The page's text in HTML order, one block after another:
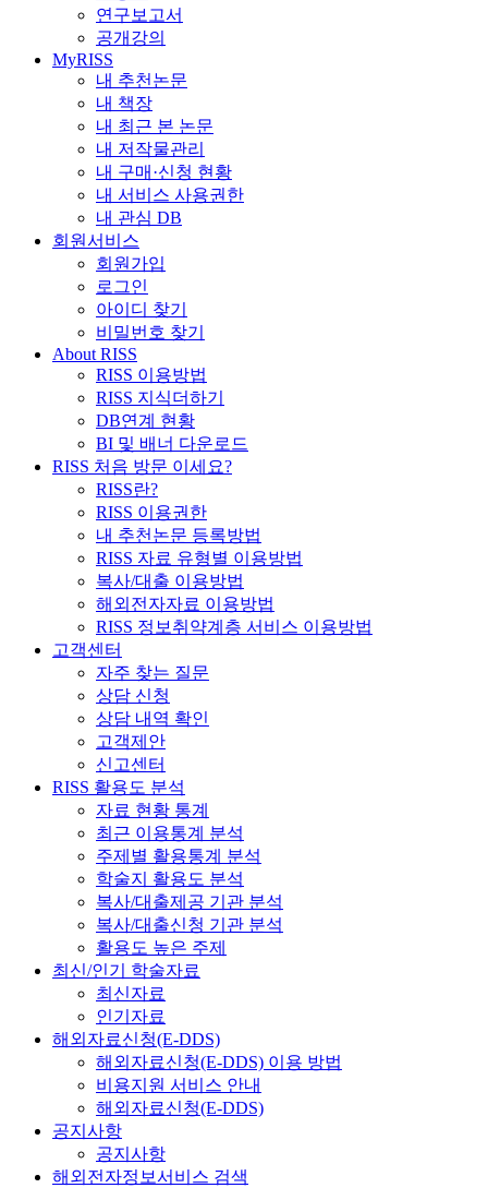
연구보고서
공개강의
MyRISS
내 추천논문
내 책장
내 최근 본 논문
내 저작물관리
내 구매·신청 현황
내 서비스 사용권한
내 관심 DB
회원서비스
회원가입
로그인
아이디 찾기
비밀번호 찾기
About RISS
RISS 이용방법
RISS 지식더하기
DB연계 현황
BI 및 배너 다운로드
RISS 처음 방문 이세요?
RISS란?
RISS 이용권한
내 추천논문 등록방법
RISS 자료 유형별 이용방법
복사/대출 이용방법
해외전자자료 이용방법
RISS 정보취약계층 서비스 이용방법
고객센터
자주 찾는 질문
상담 신청
상담 내역 확인
고객제안
신고센터
RISS 활용도 분석
자료 현황 통계
최근 이용통계 분석
주제별 활용통계 분석
학술지 활용도 분석
복사/대출제공 기관 분석
복사/대출신청 기관 분석
활용도 높은 주제
최신/인기 학술자료
최신자료
인기자료
해외자료신청(E-DDS)
해외자료신청(E-DDS) 이용 방법
비용지원 서비스 안내
해외자료신청(E-DDS)
공지사항
공지사항
해외전자정보서비스 검색